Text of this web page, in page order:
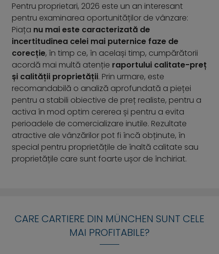
Pentru proprietari, 2026 este un an interesant
pentru examinarea oportunităților de vânzare:
Piața nu mai este caracterizată de
incertitudinea celei mai puternice faze de
corecție, în timp ce, în același timp, cumpărătorii
acordă mai multă atenție raportului calitate-preț
și calității proprietății. Prin urmare, este
recomandabilă o analiză aprofundată a pieței
pentru a stabili obiective de preț realiste, pentru a
activa în mod optim cererea și pentru a evita
perioadele de comercializare inutile. Rezultate
atractive ale vânzărilor pot fi încă obținute, în
special pentru proprietățile de înaltă calitate sau
proprietățile care sunt foarte ușor de închiriat.
CARE CARTIERE DIN MÜNCHEN SUNT CELE
MAI PROFITABILE?